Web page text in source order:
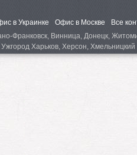
в Украинке Офис в Москве
Все
Франковск, Винница, Донецк,
Харьков, Херсон,